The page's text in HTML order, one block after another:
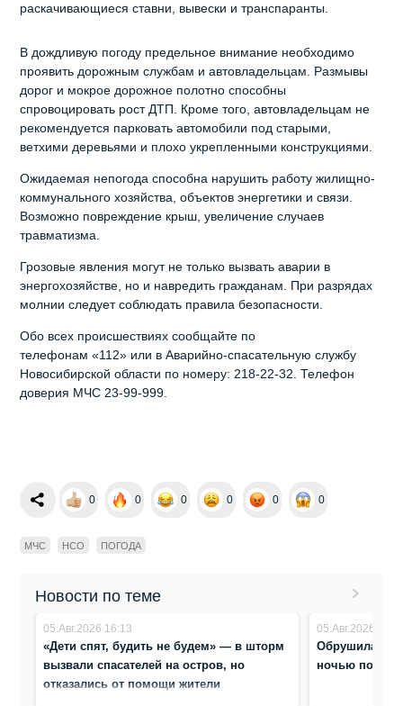
раскачивающиеся ставни, вывески и транспаранты.
В дождливую погоду предельное внимание необходимо
проявить дорожным службам и автовладельцам. Размывы
дорог и мокрое дорожное полотно способны
спровоцировать рост ДТП. Кроме того, автовладельцам не
рекомендуется парковать автомобили под старыми,
ветхими деревьями и плохо укрепленными конструкциями.
Ожидаемая непогода способна нарушить работу жилищно-
коммунального хозяйства, объектов энергетики и связи.
Возможно повреждение крыш, увеличение случаев
травматизма.
Грозовые явления могут не только вызвать аварии в
энергохозяйстве, но и навредить гражданам. При разрядах
молнии следует соблюдать правила безопасности.
Обо всех происшествиях сообщайте по
телефонам «112» или в Аварийно-спасательную службу
Новосибирской области по номеру: 218-22-32. Телефон
доверия МЧС 23-99-999.
0 0 0 0 0 0
МЧС НСО ПОГОДА
Новости по теме
05.Авг.2026 16:13
«Дети спят, будить не будем» — в шторм
вызвали спасателей на остров, но
отказались от помощи жители
05.Авг.2026 9:22
Обрушилась
ночью